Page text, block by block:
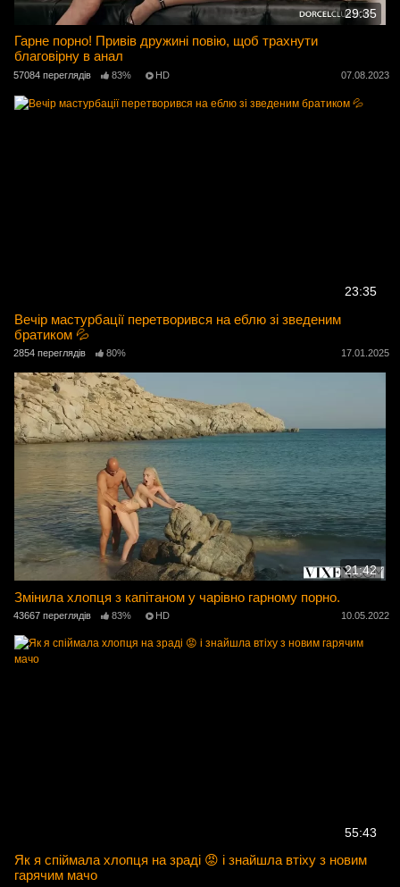
29:35
Гарне порно! Привів дружині повію, щоб трахнути
благовірну в анал
57084 переглядів 83% HD 07.08.2023
23:35
Вечір мастурбації перетворився на еблю зі зведеним
братиком 💦
2854 переглядів 80% 17.01.2025
21:42
Змінила хлопця з капітаном у чарівно гарному порно.
43667 переглядів 83% HD 10.05.2022
55:43
Як я спіймала хлопця на зраді 😡 і знайшла втіху з новим
гарячим мачо